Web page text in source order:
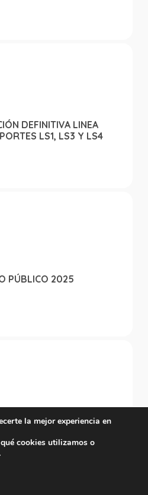
DEFINITIVA LINEA
LS1, LS3 Y LS4
PÚBLICO 2025
CANDIDATOS A
VIGENCIA DURANTE
2025-2026
la mejor experiencia en
cookies utilizamos o